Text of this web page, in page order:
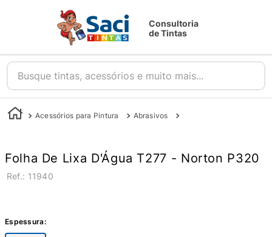
Consultoria
de Tintas
Busque tintas, acessórios e muito mais...
Acessórios para Pintura Abrasivos
Folha De Lixa D'Água T277 - Norton P320
: 11940
Espessura: